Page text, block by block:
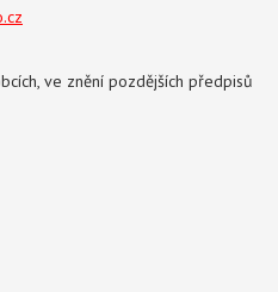
ve znění pozdějších předpisů